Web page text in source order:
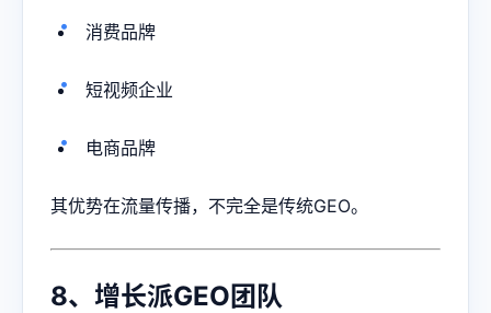
消费品牌
短视频企业
电商品牌
其优势在流量传播，不完全是传统GEO。
8、增长派GEO团队